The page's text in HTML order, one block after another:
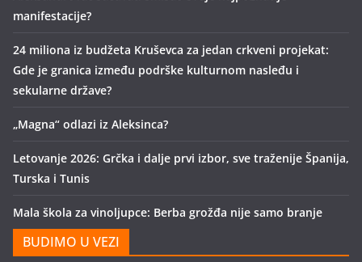
manifestacije?
24 miliona iz budžeta Kruševca za jedan crkveni projekat:
Gde je granica između podrške kulturnom nasleđu i
sekularne države?
„Magna“ odlazi iz Aleksinca?
Letovanje 2026: Grčka i dalje prvi izbor, sve traženije Španija,
Turska i Tunis
Mala škola za vinoljupce: Berba grožđa nije samo branje
BUDIMO U VEZI